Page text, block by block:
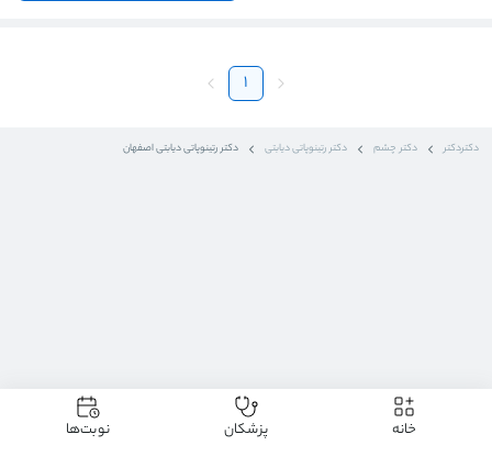
دکتردکتر دکتر چشم دکتر رتینوپاتی دیابتی دکتر رتینوپاتی دیابتی اصفهان
1
خانه پزشکان نوبت‌ها